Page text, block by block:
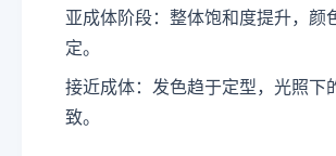
亚成体阶段：整体饱和度提升，颜
定。
接近成体：发色趋于定型，光照下
致。